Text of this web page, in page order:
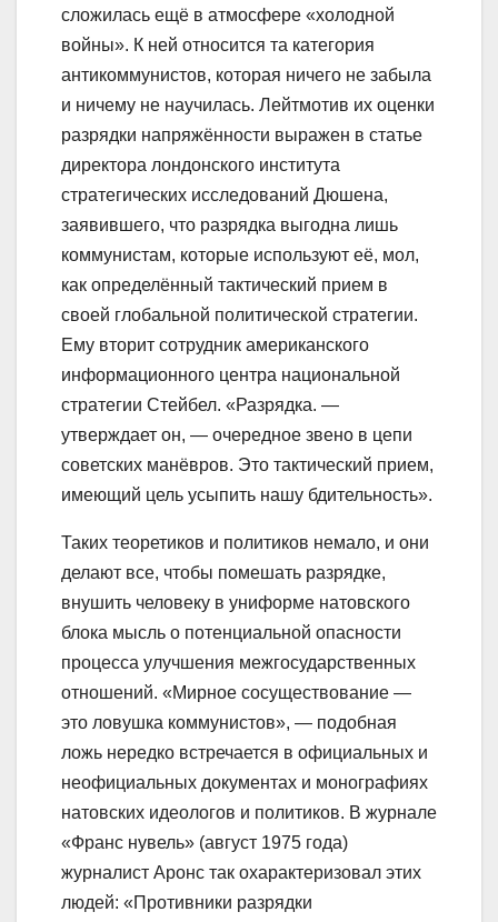
сложилась ещё в атмосфере «холодной
войны». К ней относится та категория
антикоммунистов, которая ничего не забыла
и ничему не научилась. Лейтмотив их оценки
разрядки напряжённости выражен в статье
директора лондонского института
стратегических исследований Дюшена,
заявившего, что разрядка выгодна лишь
коммунистам, которые используют её, мол,
как определённый тактический прием в
своей глобальной политической стратегии.
Ему вторит сотрудник американского
информационного центра национальной
стратегии Стейбел. «Разрядка. —
утверждает он, — очередное звено в цепи
советских манёвров. Это тактический прием,
имеющий цель усыпить нашу бдительность».
Таких теоретиков и политиков немало, и они
делают все, чтобы помешать разрядке,
внушить человеку в униформе натовского
блока мысль о потенциальной опасности
процесса улучшения межгосударственных
отношений. «Мирное сосуществование —
это ловушка коммунистов», — подобная
ложь нередко встречается в официальных и
неофициальных документах и монографиях
натовских идеологов и политиков. В журнале
«Франс нувель» (август 1975 года)
журналист Аронс так охарактеризовал этих
людей: «Противники разрядки